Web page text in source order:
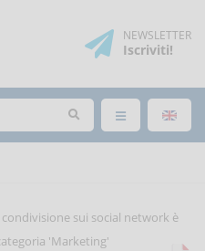
NEWSLETTER
Iscriviti!
sui social network è
'Marketing'